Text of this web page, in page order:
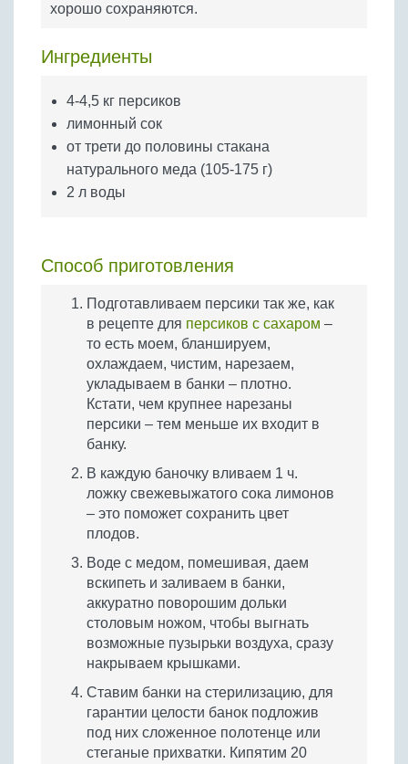
Бобовые
Крупы
хорошо сохраняются.
Ингредиенты
4-4,5 кг персиков
лимонный сок
от трети до половины стакана
натурального меда (105-175 г)
2 л воды
Способ приготовления
Подготавливаем персики так же, как
в рецепте для персиков с сахаром –
то есть моем, бланшируем,
охлаждаем, чистим, нарезаем,
укладываем в банки – плотно.
Кстати, чем крупнее нарезаны
персики – тем меньше их входит в
банку.
В каждую баночку вливаем 1 ч.
ложку свежевыжатого сока лимонов
– это поможет сохранить цвет
плодов.
Воде с медом, помешивая, даем
вскипеть и заливаем в банки,
аккуратно поворошим дольки
столовым ножом, чтобы выгнать
возможные пузырьки воздуха, сразу
накрываем крышками.
Ставим банки на стерилизацию, для
гарантии целости банок подложив
под них сложенное полотенце или
стеганые прихватки. Кипятим 20